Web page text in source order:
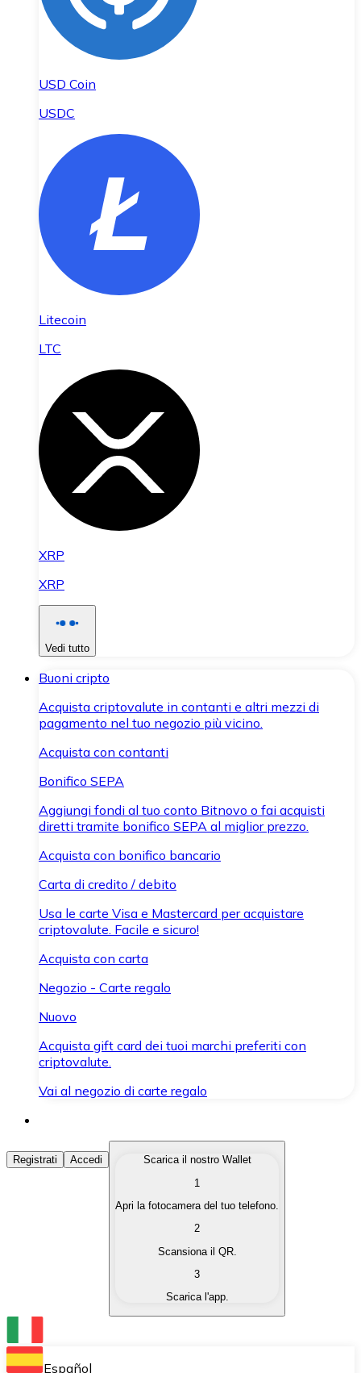
USD Coin
USDC
Litecoin
LTC
XRP
XRP
Vedi tutto
Buoni cripto
Acquista criptovalute in contanti e altri mezzi di
pagamento nel tuo negozio più vicino.
Acquista con contanti
Bonifico SEPA
Aggiungi fondi al tuo conto Bitnovo o fai acquisti
diretti tramite bonifico SEPA al miglior prezzo.
Acquista con bonifico bancario
Carta di credito / debito
Usa le carte Visa e Mastercard per acquistare
criptovalute. Facile e sicuro!
Acquista con carta
Negozio - Carte regalo
Nuovo
Acquista gift card dei tuoi marchi preferiti con
criptovalute.
Vai al negozio di carte regalo
Acquista Criptovalute
Acquista le criptovalute che ti interessano in modo
Converti le tue criptovalute in valuta fiat quando ne
Scambia una criptovaluta con un'altra
Conserva le tue cripto in un Wallet self-custodial.
Registrati Accedi
Scarica il nostro Wallet
1
Apri la fotocamera del tuo telefono.
2
Scansiona il QR.
3
Scarica l'app.
Español